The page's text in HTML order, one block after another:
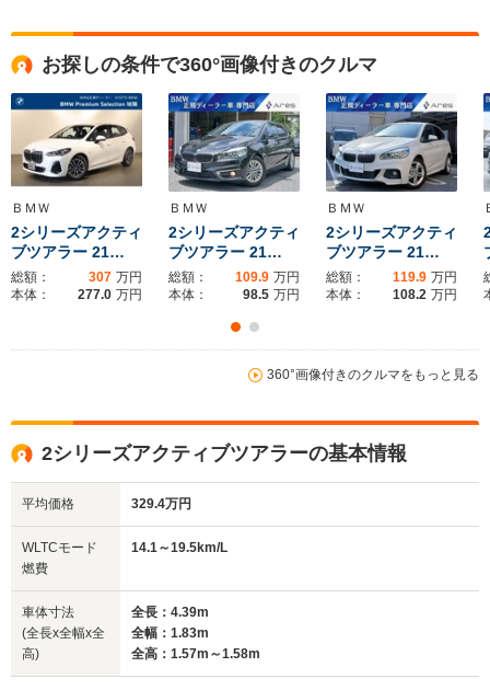
お探しの条件で360°画像付きのクルマ
ＢＭＷ
2シリーズアクティ
ブツアラー 21…
総額： 307 万円
本体：
277.0 万円
ＢＭＷ
2シリーズアクティ
ブツアラー 21…
総額： 109.9 万円
本体：
98.5 万円
ＢＭＷ
2シリーズアクティ
ブツアラー 21…
総額： 119.9 万円
本体：
108.2 万円
360°画像付きのクルマをもっと見る
2シリーズアクティブツアラーの基本情報
平均価格 329.4万円
WLTCモード
燃費
14.1～19.5km/L
車体寸法
(全長x全幅x全
高)
全長：4.39m
全幅：1.83m
全高：1.57m～1.58m